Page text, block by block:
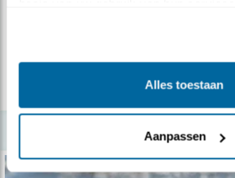
Alles toestaan
Aanpassen